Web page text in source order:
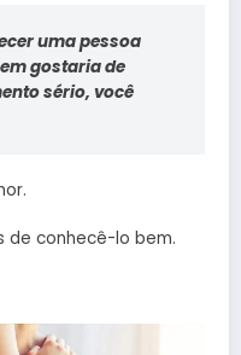
uma pessoa
gostaria de
sério, você
de conhecê-lo bem.